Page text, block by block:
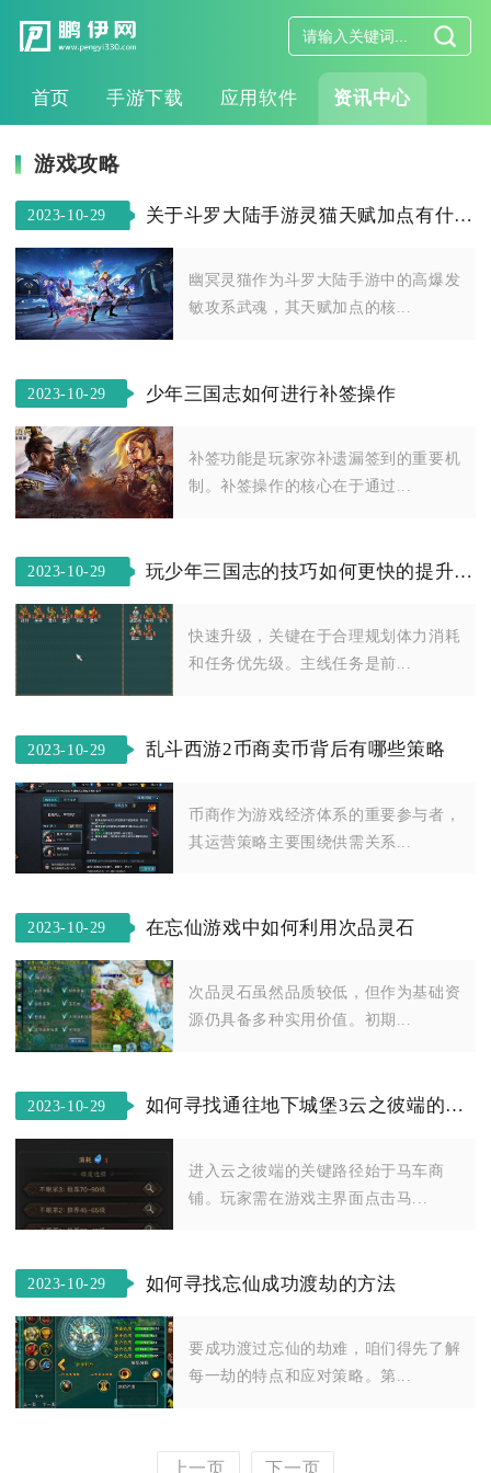
首页 手游下载 应用软件 资讯中心
游戏攻略
2023-10-29 关于斗罗大陆手游灵猫天赋加点有什么建议
幽冥灵猫作为斗罗大陆手游中的高爆发
敏攻系武魂，其天赋加点的核...
2023-10-29 少年三国志如何进行补签操作
补签功能是玩家弥补遗漏签到的重要机
制。补签操作的核心在于通过...
2023-10-29 玩少年三国志的技巧如何更快的提升等级
快速升级，关键在于合理规划体力消耗
和任务优先级。主线任务是前...
2023-10-29 乱斗西游2币商卖币背后有哪些策略
币商作为游戏经济体系的重要参与者，
其运营策略主要围绕供需关系...
2023-10-29 在忘仙游戏中如何利用次品灵石
次品灵石虽然品质较低，但作为基础资
源仍具备多种实用价值。初期...
2023-10-29 如何寻找通往地下城堡3云之彼端的路径
进入云之彼端的关键路径始于马车商
铺。玩家需在游戏主界面点击马...
2023-10-29 如何寻找忘仙成功渡劫的方法
要成功渡过忘仙的劫难，咱们得先了解
每一劫的特点和应对策略。第...
上一页 下一页